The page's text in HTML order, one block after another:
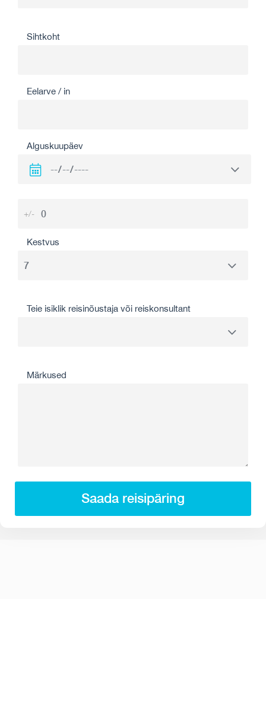
Sihtkoht
Eelarve / in
Alguskuupäev
+/-
Kestvus
Teie isiklik reisinõustaja või reiskonsultant
Märkused
Saada reisipäring